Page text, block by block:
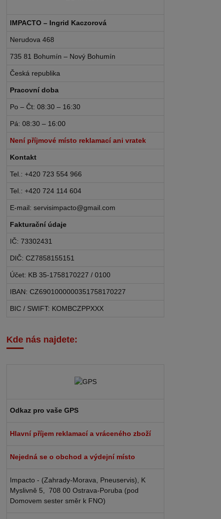
IMPACTO – Ingrid Kaczorová
Nerudova 468
735 81 Bohumín – Nový Bohumín
Česká republika
Pracovní doba
Po – Čt: 08:30 – 16:30
Pá: 08:30 – 16:00
Není příjmové místo reklamací ani vratek
Kontakt
Tel.: +420 723 554 966
Tel.: +420 724 114 604
E-mail: servisimpacto@gmail.com
Fakturační údaje
IČ: 73302431
DIČ: CZ7858155151
Účet: KB 35-1758170227 / 0100
IBAN: CZ6901000000351758170227
BIC / SWIFT: KOMBCZPPXXX
Kde nás najdete:
Odkaz pro vaše GPS
Hlavní příjem reklamací a vráceného zboží
Nejedná se o obchod a výdejní místo
Impacto - (Zahrady-Morava, Pneuservis), K
Myslivně 5, 708 00 Ostrava-Poruba (pod
Domovem sester směr k FNO)